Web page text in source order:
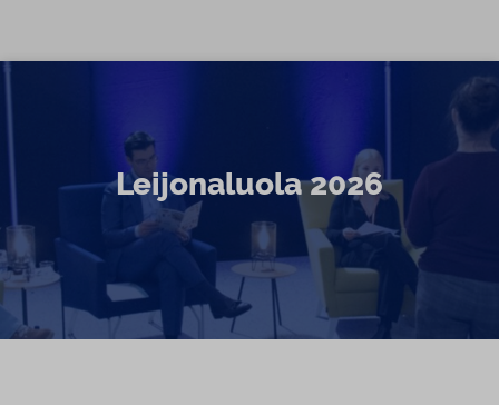
Leijonaluola 2026